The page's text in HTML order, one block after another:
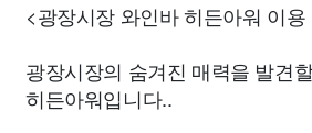
<광장시장 와인바 히든아워 이용
광장시장의 숨겨진 매력을 발견
히든아워입니다..